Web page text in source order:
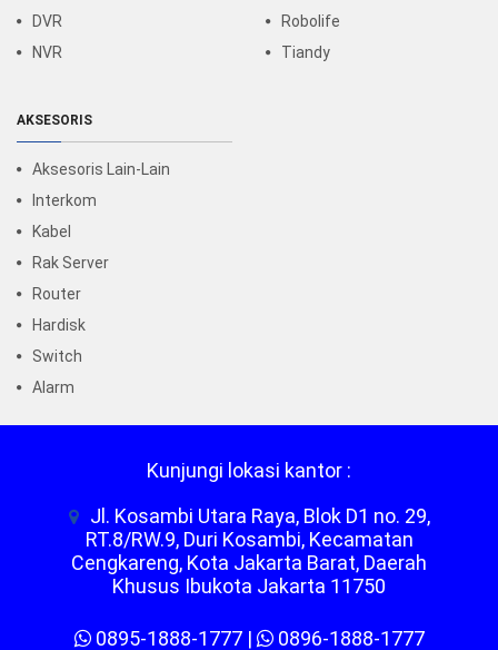
DVR
NVR
Robolife
Tiandy
AKSESORIS
Aksesoris Lain-Lain
Interkom
Kabel
Rak Server
Router
Hardisk
Switch
Alarm
Kunjungi lokasi kantor :
Jl. Kosambi Utara Raya, Blok D1 no. 29,
RT.8/RW.9, Duri Kosambi, Kecamatan
Cengkareng, Kota Jakarta Barat, Daerah
Khusus Ibukota Jakarta 11750
0895-1888-1777| 0896-1888-1777